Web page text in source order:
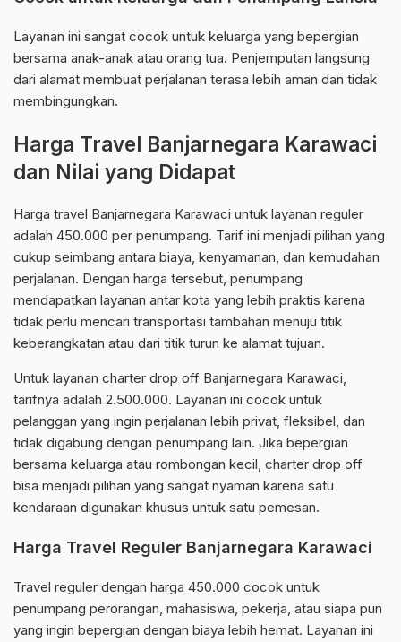
Layanan ini sangat cocok untuk keluarga yang bepergian
bersama anak-anak atau orang tua. Penjemputan langsung
dari alamat membuat perjalanan terasa lebih aman dan tidak
membingungkan.
Harga Travel Banjarnegara Karawaci
dan Nilai yang Didapat
Harga travel Banjarnegara Karawaci untuk layanan reguler
adalah 450.000 per penumpang. Tarif ini menjadi pilihan yang
cukup seimbang antara biaya, kenyamanan, dan kemudahan
perjalanan. Dengan harga tersebut, penumpang
mendapatkan layanan antar kota yang lebih praktis karena
tidak perlu mencari transportasi tambahan menuju titik
keberangkatan atau dari titik turun ke alamat tujuan.
Untuk layanan charter drop off Banjarnegara Karawaci,
tarifnya adalah 2.500.000. Layanan ini cocok untuk
pelanggan yang ingin perjalanan lebih privat, fleksibel, dan
tidak digabung dengan penumpang lain. Jika bepergian
bersama keluarga atau rombongan kecil, charter drop off
bisa menjadi pilihan yang sangat nyaman karena satu
kendaraan digunakan khusus untuk satu pemesan.
Harga Travel Reguler Banjarnegara Karawaci
Travel reguler dengan harga 450.000 cocok untuk
penumpang perorangan, mahasiswa, pekerja, atau siapa pun
yang ingin bepergian dengan biaya lebih hemat. Layanan ini